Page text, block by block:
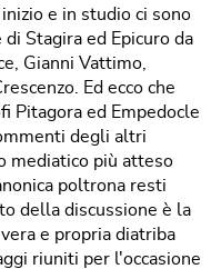
e in studio ci sono
Stagira ed Epicuro da
Gianni Vattimo,
Ed ecco che
Pitagora ed Empedocle
degli altri
mediatico più atteso
poltrona resti
della discussione è la
e propria diatriba
riuniti per l'occasione